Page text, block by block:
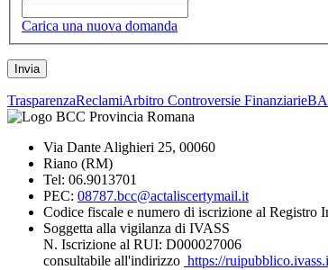
Carica una nuova domanda
TrasparenzaReclamiArbitro Controversie Finanziarie
Via Dante Alighieri 25, 00060
Riano (RM)
Tel: 06.9013701
PEC: 08787.bcc@actaliscertymail.it
Codice fiscale e numero di iscrizione al Registro
Soggetta alla vigilanza di IVASS
N. Iscrizione al RUI: D000027006
consultabile all'indirizzo https://